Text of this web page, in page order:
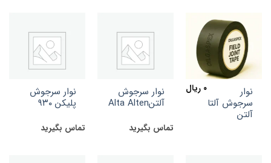
نوار
سرجوش آلتا
آلتن
۰ ریال نوار سرجوش
آلتنAlta Alten
تماس بگیرید
نوار سرجوش
پلیکن ۹۳۰
تماس بگیرید